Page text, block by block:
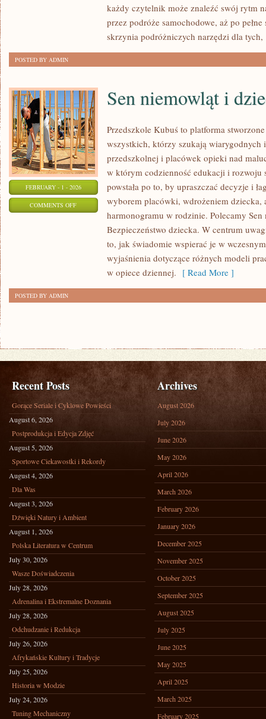
każdy czytelnik może znaleźć swój rytm
przez podróże samochodowe, aż po
skrzynia podróżniczych narzędzi dla tych,
POSTED BY ADMIN
FEBRUARY - 1 - 2026
COMMENTS OFFON
NIEMOWLĄT
Sen niemowląt i
Przedszkole Kubuś to platforma
wszystkich, którzy szukają wiarygodnych
przedszkolnej i placówek opieki nad
w którym codzienność edukacji i rozwoju
powstała po to, by upraszczać decyzje i
wyborem placówki, wdrożeniem dziecka,
harmonogramu w rodzinie. Polecamy
Bezpieczeństwo dziecka. W centrum
to, jak świadomie wspierać je w
wyjaśnienia dotyczące różnych modeli
w opiece dziennej. [ Read More ]
POSTED BY ADMIN
Recent Posts
Gorące Seriale i Cyklowe Powieści
August 6, 2026
Postprodukcja i Edycja Zdjęć
August 5, 2026
Sportowe Ciekawostki i Rekordy
August 4, 2026
Dla Was
August 3, 2026
Dźwięki Natury i Ambient
August 1, 2026
Polska Literatura w Centrum
July 30, 2026
Wasze Doświadczenia
July 28, 2026
Adrenalina i Ekstremalne Doznania
July 28, 2026
Odchudzanie i Redukcja
July 26, 2026
Afrykańskie Kultury i Tradycje
July 25, 2026
Historia w Modzie
July 24, 2026
Tuning Mechaniczny
Archives
August 2026
July 2026
June 2026
May 2026
April 2026
March 2026
February 2026
January 2026
December 2025
November 2025
October 2025
September 2025
August 2025
July 2025
June 2025
May 2025
April 2025
March 2025
February 2025